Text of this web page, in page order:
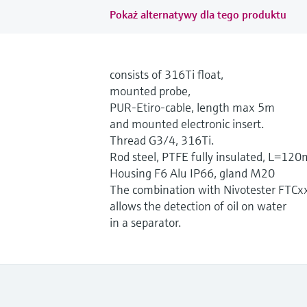
Pokaż alternatywy dla tego produktu
consists of 316Ti float,
mounted probe,
PUR-Etiro-cable, length max 5m
and mounted electronic insert.
Thread G3/4, 316Ti.
Rod steel, PTFE fully insulated,
Housing F6 Alu IP66, gland M20
The combination with Nivotester
allows the detection of oil on water
in a separator.